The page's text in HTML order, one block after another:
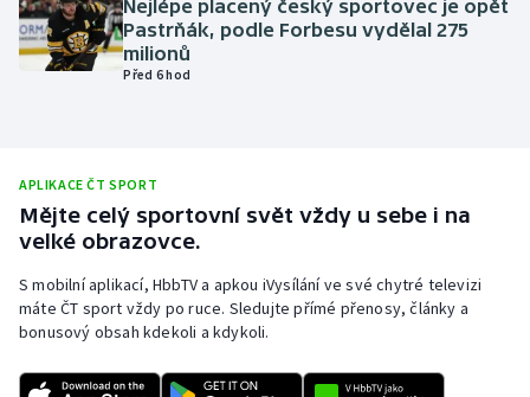
Parasport
Plavání
Ragby
Rychlobruslení
Rychlostní kanoistika
Nejlépe placený český sportovec je opět
Pastrňák, podle Forbesu vydělal 275
milionů
Před 6 hod
APLIKACE ČT SPORT
Mějte celý sportovní svět vždy u sebe i na
velké obrazovce.
S mobilní aplikací, HbbTV a apkou iVysílání ve své chytré televizi
máte ČT sport vždy po ruce. Sledujte přímé přenosy, články a
bonusový obsah kdekoli a kdykoli.